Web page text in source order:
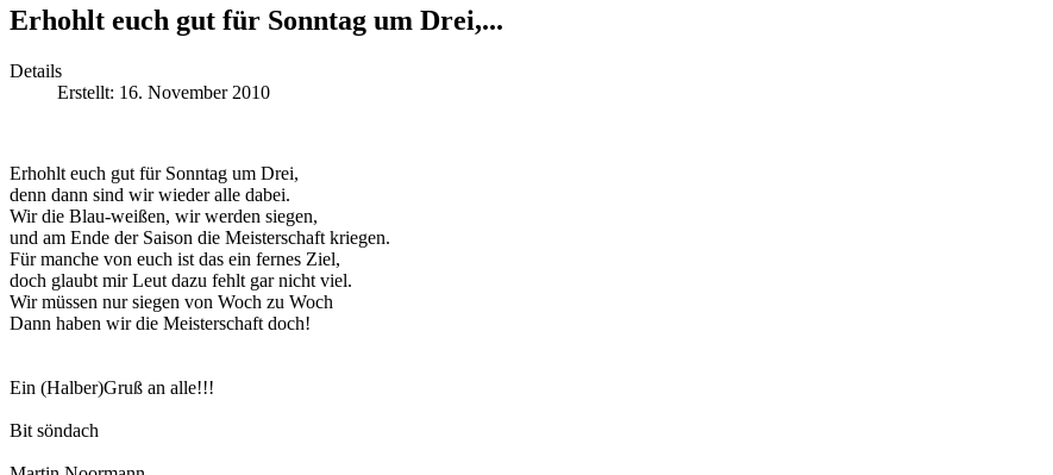
Erhohlt euch gut für Sonntag um Drei,...
Details
Erstellt: 16. November 2010
Erhohlt euch gut für Sonntag um Drei,
denn dann sind wir wieder alle dabei.
Wir die Blau-weißen, wir werden siegen,
und am Ende der Saison die Meisterschaft kriegen.
Für manche von euch ist das ein fernes Ziel,
doch glaubt mir Leut dazu fehlt gar nicht viel.
Wir müssen nur siegen von Woch zu Woch
Dann haben wir die Meisterschaft doch!
Ein (Halber)Gruß an alle!!!
Bit söndach